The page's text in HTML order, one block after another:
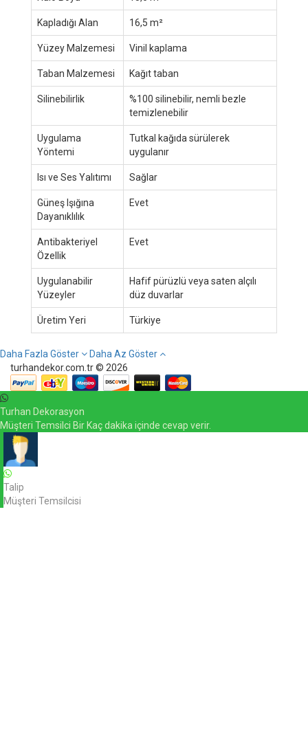
Kapladığı Alan 16,5 m²
Yüzey Malzemesi Vinil kaplama
Taban Malzemesi Kağıt taban
Silinebilirlik
%100 silinebilir, nemli bezle
temizlenebilir
Uygulama
Yöntemi
Tutkal kağıda sürülerek
uygulanır
Isı ve Ses Yalıtımı Sağlar
Güneş Işığına
Dayanıklılık
Evet
Antibakteriyel
Özellik
Evet
Uygulanabilir
Yüzeyler
Hafif pürüzlü veya saten alçılı
düz duvarlar
Üretim Yeri Türkiye
Daha Fazla Göster
Daha Az Göster
turhandekor.com.tr © 2026
Turhan Dekorasyon
Müşteri Temsilci Bir Kaç dakika içinde cevap verir.
Talip
Müşteri Temsilcisi